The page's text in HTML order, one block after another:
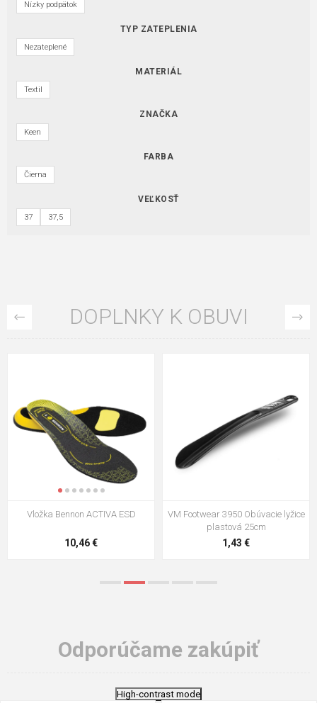
Nízky podpätok
TYP ZATEPLENIA
Nezateplené
MATERIÁL
Textil
ZNAČKA
Keen
FARBA
Čierna
VEĽKOSŤ
37 37,5
DOPLNKY K OBUVI
VM Footwear 3009 Vkladacia
5,21 €
VM Footwear 3102 Šnúrky ploché
0,79 €
Odporúčame zakúpiť
High-contrast mode